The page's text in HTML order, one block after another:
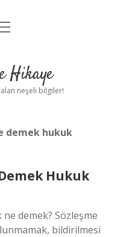
Uyarı
Hikaye
neşeli bilgiler!
demek hukuk
Hukuk
demek? Sözleşme
bildirilmesi